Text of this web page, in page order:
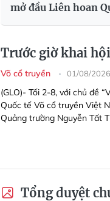
mở đầu Liên hoan
Võ cổ truyền Việt
Trước giờ khai
Võ cổ truyền 01/08/
(GLO)- Tối 2-8, với chủ đề
Quốc tế Võ cổ truyền Việt
Quảng trường Nguyễn Tất
Tổng duyệt